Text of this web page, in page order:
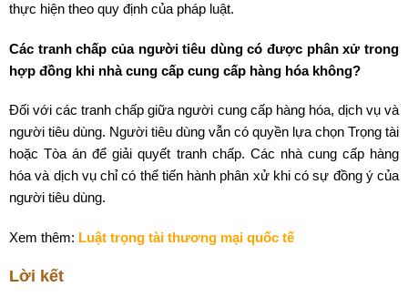
thực hiện theo quy định của pháp luật.
Các tranh chấp của người tiêu dùng có được phân xử trong
hợp đồng khi nhà cung cấp cung cấp hàng hóa không?
Đối với các tranh chấp giữa người cung cấp hàng hóa, dịch vụ và
người tiêu dùng. Người tiêu dùng vẫn có quyền lựa chọn Trọng tài
hoặc Tòa án để giải quyết tranh chấp. Các nhà cung cấp hàng
hóa và dịch vụ chỉ có thể tiến hành phân xử khi có sự đồng ý của
người tiêu dùng.
Xem thêm: Luật trọng tài thương mại quốc tế
Lời kết